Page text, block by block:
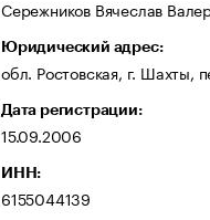
Сережников Вячеслав
Юридический адрес:
обл. Ростовская, г. Шахты,
Дата регистрации:
15.09.2006
ИНН:
6155044139